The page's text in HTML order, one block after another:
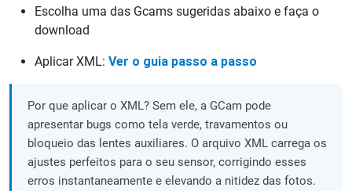
Escolha uma das Gcams sugeridas abaixo e faça o
download
Aplicar XML: Ver o guia passo a passo
Por que aplicar o XML? Sem ele, a GCam pode
apresentar bugs como tela verde, travamentos ou
bloqueio das lentes auxiliares. O arquivo XML carrega os
ajustes perfeitos para o seu sensor, corrigindo esses
erros instantaneamente e elevando a nitidez das fotos.